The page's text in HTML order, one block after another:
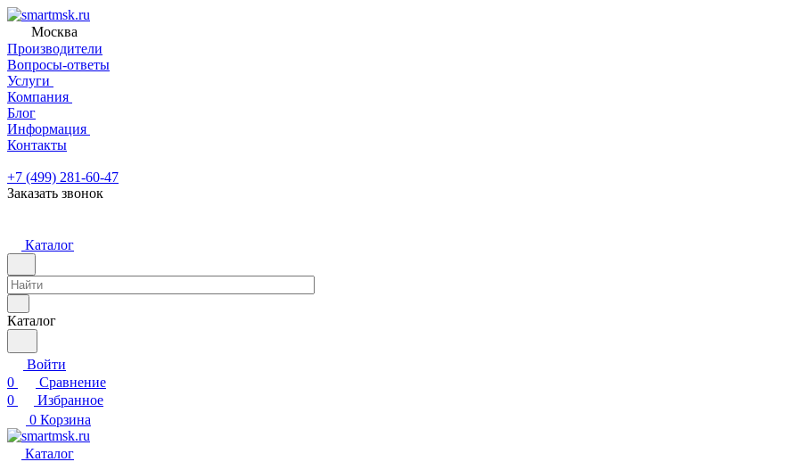
Москва
Производители
Вопросы-ответы
Услуги
Компания
Блог
Информация
Контакты
+7 (499) 281-60-47
Заказать звонок
Каталог
Каталог
Войти
0
Сравнение
0
Избранное
0 Корзина
Каталог